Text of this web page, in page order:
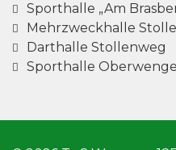
Sporthalle „Am
Mehrzweckhalle
Darthalle Stollenweg
Sporthalle